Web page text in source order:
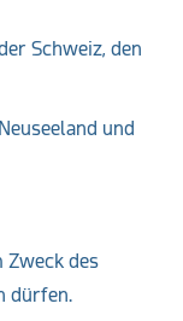
Schweiz, den
und
Zweck des
dürfen.